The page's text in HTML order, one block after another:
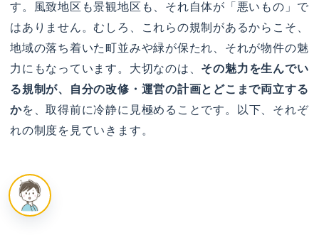
す。風致地区も景観地区も、それ自体が「悪いもの」で
はありません。むしろ、これらの規制があるからこそ、
地域の落ち着いた町並みや緑が保たれ、それが物件の魅
力にもなっています。大切なのは、 その魅力を生んでい
る規制が、自分の改修・運営の計画とどこまで両立する
かを、取得前に冷静に見極めることです。以下、それぞ
れの制度を見ていきます。